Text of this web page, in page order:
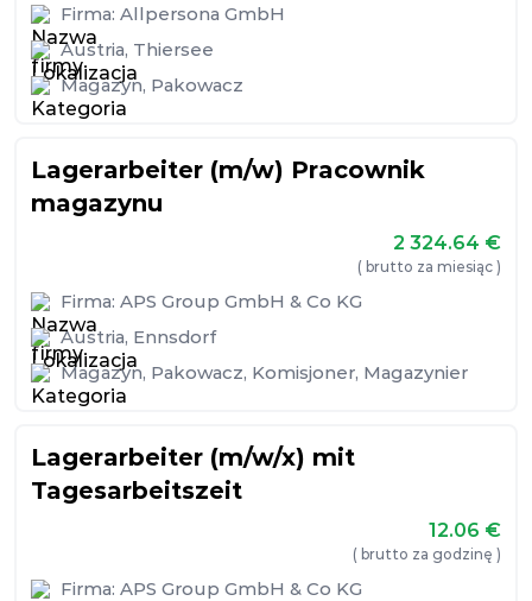
Firma: Allpersona GmbH
Austria, Thiersee
Magazyn, Pakowacz
Lagerarbeiter (m/w) Pracownik
magazynu
2 324.64 €
( brutto za miesiąc )
Firma: APS Group GmbH & Co KG
Austria, Ennsdorf
Magazyn, Pakowacz, Komisjoner, Magazynier
Lagerarbeiter (m/w/x) mit
Tagesarbeitszeit
12.06 €
( brutto za godzinę )
Firma: APS Group GmbH & Co KG